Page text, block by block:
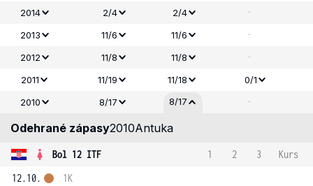
2014 2/4 2/4 -
2013 11/6 11/6 -
2012 11/8 11/8 -
2011 11/19 11/18
0/1
2010
8/17 8/17 -
Odehrané zápasy2010Antuka
Bol 12 ITF 1 2 3
Kurs
12.10.
1K